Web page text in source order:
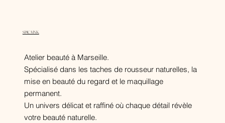
SPICA INK.
Atelier beauté à Marseille.
Spécialisé dans les taches de rousseur naturelles, la
mise en beauté du regard et le maquillage
permanent.
Un univers délicat et raffiné où chaque détail révèle
votre beauté naturelle.